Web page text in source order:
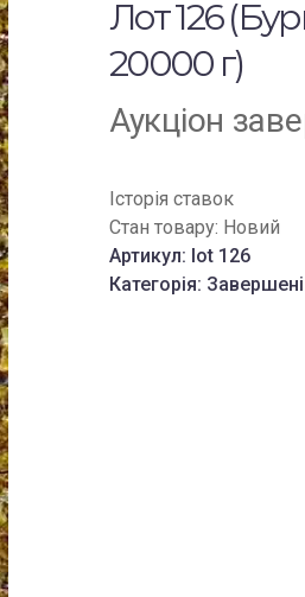
Лот 126
20000 г)
Аукціон
Історія ставок
Стан товару: Новий
Артикул: lot 126
Категорія: